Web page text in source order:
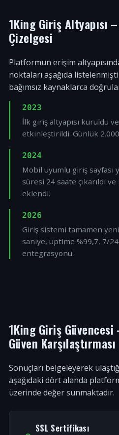
1King Giriş Altyapısı
Çizelgesi
Platformun erişim
noktaları aşağıda
bağımsız kaynaklarca
2023
İlk giriş altyapısı kuruldu
etkinleştirildi. Günlük
2024
Mobil uyumlu giriş sayfası
süresi 24 saate çıkarıldı
eklendi.
2026
Giriş sistemi tamamen
saniye, uptime %99,7, 7/
entegrasyonu.
1King Giriş
Güven Karşılaştırması
Sonuçları belgeleyerek
aşağıdaki dört alanda
üzerinde değer sunmaktadır.
SSL Sertifikası